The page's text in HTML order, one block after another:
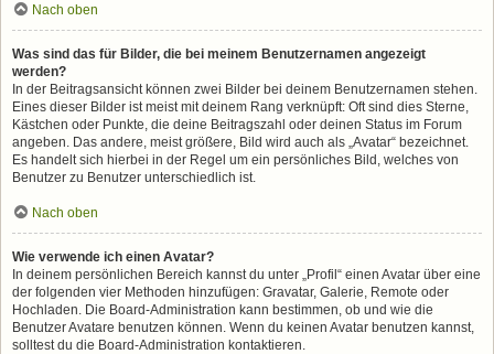
Nach oben
Was sind das für Bilder, die bei meinem Benutzernamen angezeigt
werden?
In der Beitragsansicht können zwei Bilder bei deinem Benutzernamen stehen.
Eines dieser Bilder ist meist mit deinem Rang verknüpft: Oft sind dies Sterne,
Kästchen oder Punkte, die deine Beitragszahl oder deinen Status im Forum
angeben. Das andere, meist größere, Bild wird auch als „Avatar“ bezeichnet.
Es handelt sich hierbei in der Regel um ein persönliches Bild, welches von
Benutzer zu Benutzer unterschiedlich ist.
Nach oben
Wie verwende ich einen Avatar?
In deinem persönlichen Bereich kannst du unter „Profil“ einen Avatar über eine
der folgenden vier Methoden hinzufügen: Gravatar, Galerie, Remote oder
Hochladen. Die Board-Administration kann bestimmen, ob und wie die
Benutzer Avatare benutzen können. Wenn du keinen Avatar benutzen kannst,
solltest du die Board-Administration kontaktieren.